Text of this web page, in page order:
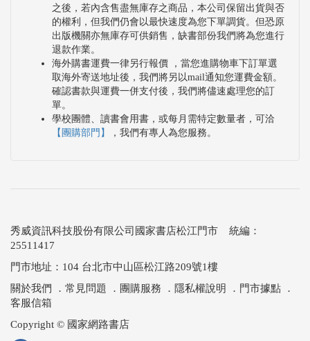
之後，若內含售盡無庫存之商品，本公司保留出貨與否
的權利，但我們仍會以最快速度為您下單調貨。但恐原
出版機關亦無庫存可供銷售，缺書部份我們將為您進行
退款作業。
海外購書運費一律另行報價 ，當您進購物車下訂單選
取海外寄送地址後，我們將另以mail通知您運費金額。
確認書款與運費一併支付後，我們將儘速處理您的訂
單。
學校團體、讀書會用書，或每月需特定數量者，可洽
【團購部門】
，我們有專人為您服務。
秀威資訊科技股份有限公司國家書店松江門市 統編：
25511417
門市地址：104 台北市中山區松江路209號1樓
關於我們
． 常見問題 ． 團購服務 ． 隱私權說明 ． 門市據點 ．
客服信箱
Copyright © 國家網路書店